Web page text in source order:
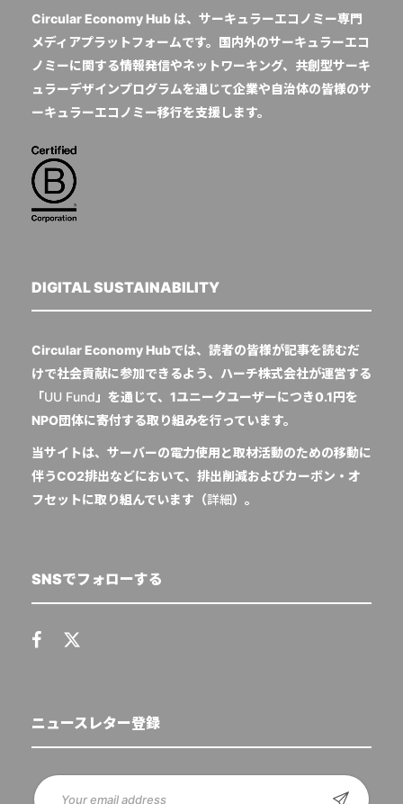
Circular Economy Hub は、サーキュラーエコノミー専門
メディアプラットフォームです。国内外のサーキュラーエコ
ノミーに関する情報発信やネットワーキング、共創型サーキ
ュラーデザインプログラムを通じて企業や自治体の皆様のサ
ーキュラーエコノミー移行を支援します。
DIGITAL SUSTAINABILITY
Circular Economy Hubでは、読者の皆様が記事を読むだ
けで社会貢献に参加できるよう、ハーチ株式会社が運営する
「UU Fund 」を通じて、1ユニークユーザーにつき0.1円を
NPO団体に寄付する取り組みを行っています。
当サイトは、サーバーの電力使用と取材活動のための移動に
伴うCO2排出などにおいて、排出削減およびカーボン・オ
フセットに取り組んでいます（詳細）。
SNSでフォローする
ニュースレター登録